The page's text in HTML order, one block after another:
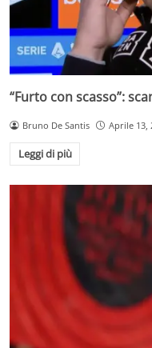
“Furto con scasso”:
Bruno De Santis Aprile 13,
Leggi di più